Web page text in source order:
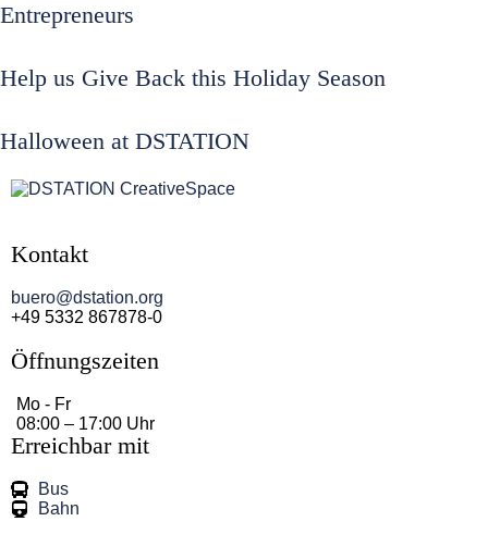
Entrepreneurs
Help us Give Back this Holiday Season
Halloween at DSTATION
Kontakt
buero@dstation.org
+49 5332 867878-0
Öffnungszeiten
Mo - Fr
08:00 – 17:00 Uhr
Erreichbar mit
Bus
Bahn